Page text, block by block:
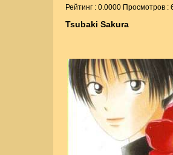
Рейтинг : 0.0000 Просмотров :
Tsubaki Sakura